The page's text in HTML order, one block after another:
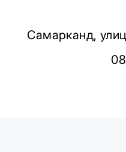
Самарканд,